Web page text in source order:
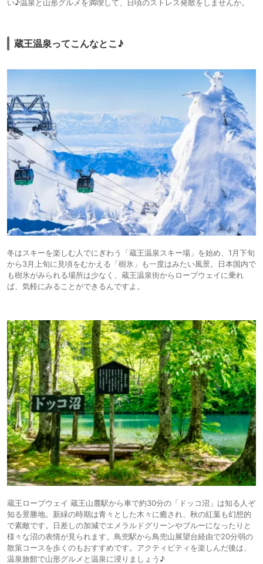
い♪温泉と山形グルメを満喫して、日頃のストレス発散をしませんか。
蔵王温泉ってこんなとこ♪
冬はスキーを楽しむ人でにぎわう「蔵王温泉スキー場」を始め、1月下旬
から3月上旬に見頃をむかえる「樹氷」も一度はみたい風景。日本国内で
も樹氷がみられる場所は少なく、蔵王温泉街からロープウェイに乗れ
ば、気軽にみることができるんですよ。
蔵王ロープウェイ 蔵王山麓駅から車で約30分の「ドッコ沼」は知る人ぞ
知る景勝地。新緑の時期は青々とした木々に癒され、秋の紅葉も幻想的
で素敵です。日差しの加減でエメラルドグリーンやブルーになったりと
様々な沼の表情が見られます。鳥兜駅から鳥兜山展望台経由で20分弱の
散策コースを歩くのもおすすめです。アクティビティを楽しんだ後は、
温泉旅館で山形グルメと温泉に浸りましょう♪